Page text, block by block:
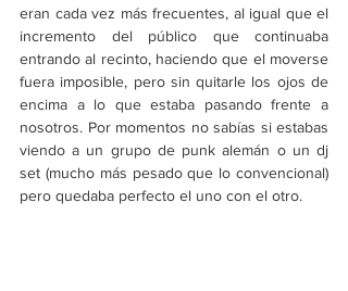
eran cada vez más frecuentes, al igual que el
incremento del público que continuaba
entrando al recinto, haciendo que el moverse
fuera imposible, pero sin quitarle los ojos de
encima a lo que estaba pasando frente a
nosotros. Por momentos no sabías si estabas
viendo a un grupo de punk alemán o un dj
set (mucho más pesado que lo convencional)
pero quedaba perfecto el uno con el otro.